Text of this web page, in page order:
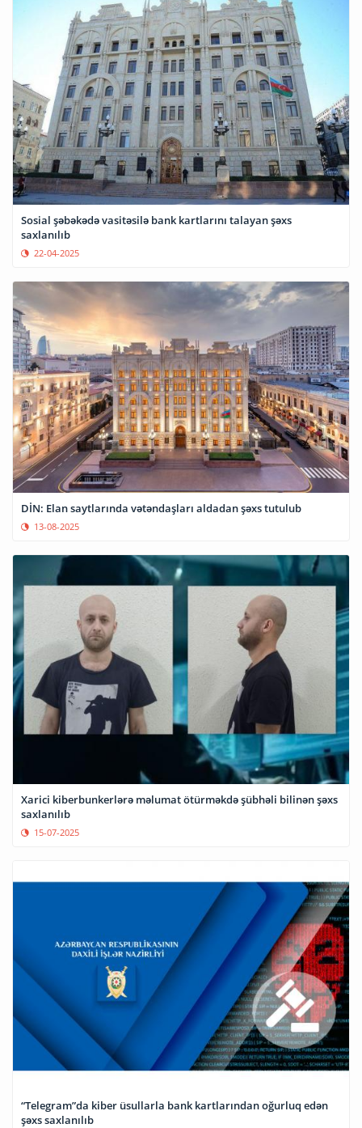
Sosial şəbəkədə vasitəsilə bank kartlarını talayan şəxs
saxlanılıb
22-04-2025
DİN: Elan saytlarında vətəndaşları aldadan şəxs tutulub
13-08-2025
Xarici kiberbunkerlərə məlumat ötürməkdə şübhəli bilinən şəxs
saxlanılıb
15-07-2025
“Telegram”da kiber üsullarla bank kartlarından oğurluq edən
şəxs saxlanılıb